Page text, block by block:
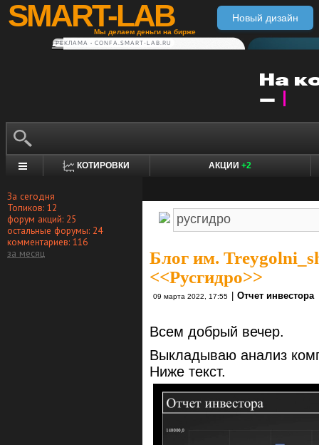
SMART-LAB
Мы делаем деньги на бирже
Новый дизайн
РЕКЛАМА • CONFA.SMART-LAB.RU
КОТИРОВКИ АКЦИИ +2
За сегодня
Топиков: 12
форум акций: 25
остальные форумы: 24
комментариев: 116
за месяц
Блог им.
<<Русгидро>>
09 марта 2022, 17:55 Отчет инвестора
Всем добрый вечер.
Выкладываю анализ
Ниже текст.